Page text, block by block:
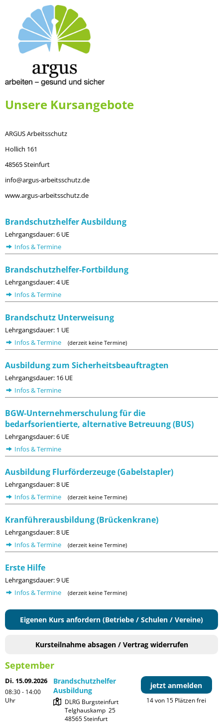
Unsere Kursangebote
ARGUS Arbeitsschutz
Hollich 161
48565 Steinfurt
info@argus-arbeitsschutz.de
www.argus-arbeitsschutz.de
Brandschutzhelfer Ausbildung
Lehrgangsdauer: 6 UE
Infos & Termine
Brandschutzhelfer-Fortbildung
Lehrgangsdauer: 4 UE
Infos & Termine
Brandschutz Unterweisung
Lehrgangsdauer: 1 UE
Infos & Termine
(derzeit keine Termine)
Ausbildung zum Sicherheitsbeauftragten
Lehrgangsdauer: 16 UE
Infos & Termine
BGW-Unternehmerschulung für die
bedarfsorientierte, alternative Betreuung (BUS)
Lehrgangsdauer: 6 UE
Infos & Termine
Ausbildung Flurförderzeuge (Gabelstapler)
Lehrgangsdauer: 8 UE
Infos & Termine
(derzeit keine Termine)
Kranführerausbildung (Brückenkrane)
Lehrgangsdauer: 8 UE
Infos & Termine
(derzeit keine Termine)
Erste Hilfe
Lehrgangsdauer: 9 UE
Infos & Termine
(derzeit keine Termine)
Eigenen Kurs anfordern (Betriebe / Schulen / Vereine)
Kursteilnahme absagen / Vertrag widerrufen
September
Di. 15.09.2026
08:30 - 14:00
Uhr
Brandschutzhelfer
Ausbildung
DLRG Burgsteinfurt
Telghauskamp  25
jetzt anmelden
14 von 15 Plätzen frei